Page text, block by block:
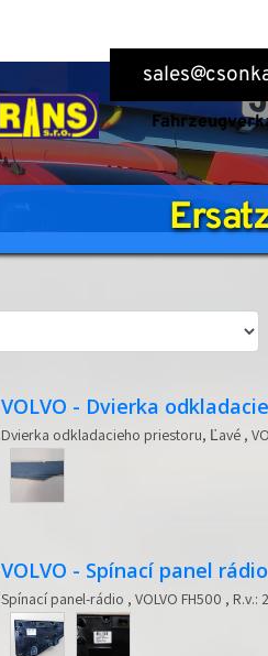
VOLVO - Dvierka
Dvierka odkladacieho priestoru, Ľavé ,
VOLVO - Spínací panel
Spínací panel-rádio , VOLVO FH500 , R.v.: